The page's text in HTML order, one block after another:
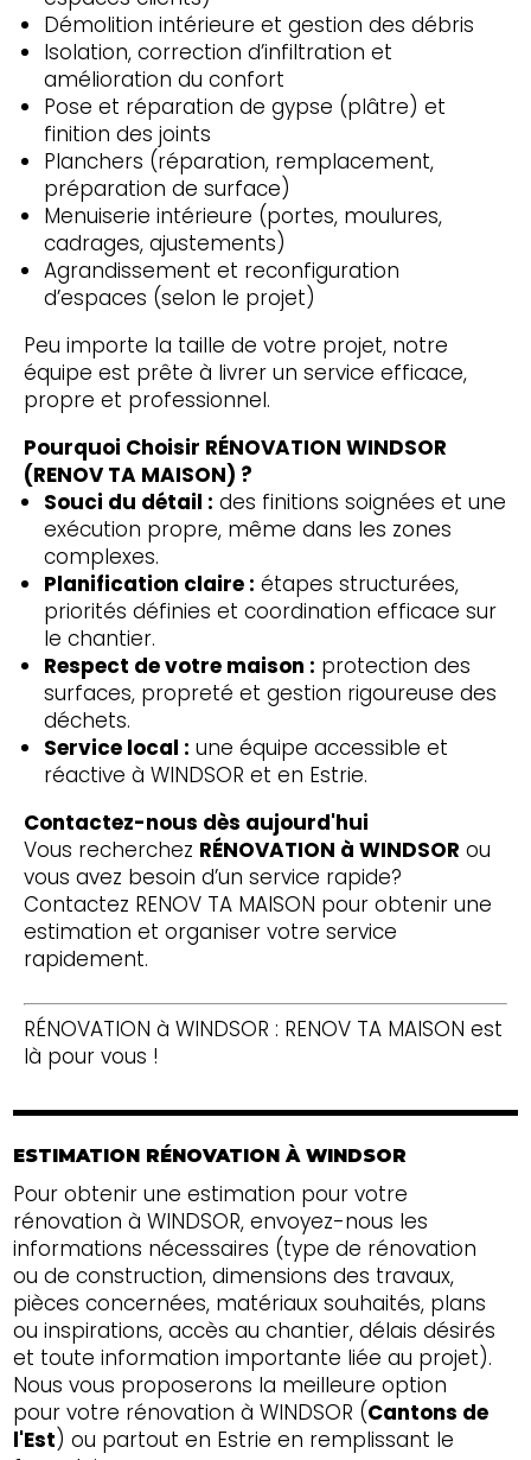
Démolition intérieure et gestion des débris
Isolation, correction d’infiltration et
amélioration du confort
Pose et réparation de gypse (plâtre) et
finition des joints
Planchers (réparation, remplacement,
préparation de surface)
Menuiserie intérieure (portes, moulures,
cadrages, ajustements)
Agrandissement et reconfiguration
d’espaces (selon le projet)
Peu importe la taille de votre projet, notre
équipe est prête à livrer un service efficace,
propre et professionnel.
Pourquoi Choisir RÉNOVATION WINDSOR
(RENOV TA MAISON) ?
Souci du détail : des finitions soignées et une
exécution propre, même dans les zones
complexes.
Planification claire : étapes structurées,
priorités définies et coordination efficace sur
le chantier.
Respect de votre maison : protection des
surfaces, propreté et gestion rigoureuse des
déchets.
Service local : une équipe accessible et
réactive à WINDSOR et en Estrie.
Contactez-nous dès aujourd'hui
Vous recherchez RÉNOVATION à WINDSOR ou
vous avez besoin d’un service rapide?
Contactez RENOV TA MAISON pour obtenir une
estimation et organiser votre service
rapidement.
RÉNOVATION à WINDSOR : RENOV TA MAISON est
là pour vous !
ESTIMATION RÉNOVATION À WINDSOR
Pour obtenir une estimation pour votre
rénovation à WINDSOR, envoyez-nous les
informations nécessaires (type de rénovation
ou de construction, dimensions des travaux,
pièces concernées, matériaux souhaités, plans
ou inspirations, accès au chantier, délais désirés
et toute information importante liée au projet).
Nous vous proposerons la meilleure option
pour votre rénovation à WINDSOR (Cantons de
l'Est) ou partout en Estrie en remplissant le